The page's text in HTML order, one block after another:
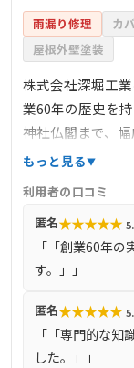
雨漏り修理 カ
屋根外壁塗装
株式会社深堀工
業60年の歴史を
神社仏閣まで、
ます。特に、専
南足柄市を中心
松田町、山北町
供しています。
かつ丁寧な対応
もっと見る
利用者の口コミ
匿名★★★★★
「「創業60年
す。」」
匿名★★★★★
「「専門的な
した。」」